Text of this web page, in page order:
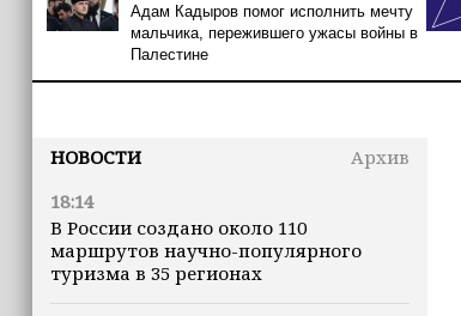
Адам Кадыров помог исполнить мечту
мальчика, пережившего ужасы войны в
Палестине
НОВОСТИ
Архив
18:14
В России создано около 110
маршрутов научно-популярного
туризма в 35 регионах